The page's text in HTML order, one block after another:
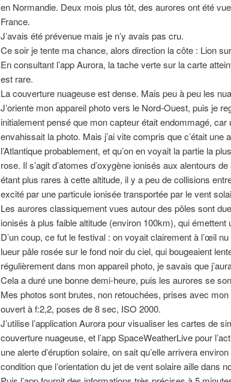
en Normandie. Deux mois plus tôt, des aurores ont été
France.
J’avais été prévenue mais je n’y avais pas cru.
Ce soir je tente ma chance, alors direction la côte : Lion
En consultant l’app Aurora, la tache verte sur la carte
est rare.
La couverture nuageuse est dense. Mais peu à peu les
J’oriente mon appareil photo vers le Nord-Ouest, puis je
initialement pensé que mon capteur était endommagé, car
envahissait la photo. Mais j’ai vite compris que c’était une
l’Atlantique probablement, et qu’on en voyait la partie la
rose. Il s’agit d’atomes d’oxygène ionisés aux alentours
étant plus rares à cette altitude, il y a peu de collisions
excité par une particule ionisée transportée par le vent
Les aurores classiquement vues autour des pôles sont
ionisés à plus faible altitude (environ 100km), qui émettent
D’un coup, ce fut le festival : on voyait clairement à l’œil
lueur pâle rosée sur le fond noir du ciel, qui bougeaient
régulièrement dans mon appareil photo, je savais que
Cela a duré une bonne demi-heure, puis les aurores se
Mes photos sont brutes, non retouchées, prises avec
ouvert à f:2,2, poses de 8 sec, ISO 2000.
J’utilise l’application Aurora pour visualiser les cartes de
couverture nuageuse, et l’app SpaceWeatherLive pour
une alerte d’éruption solaire, on sait qu’elle arrivera
condition que l’orientation du jet de vent solaire aille dans